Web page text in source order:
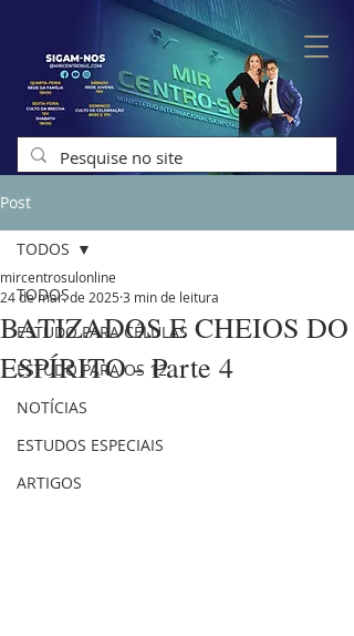
Post
TODOS
ESTUDO PARA CÉLULAS
ESTUDO PARA OS 12
NOTÍCIAS
ESTUDOS ESPECIAIS
ARTIGOS
TODOS
BATIZADOS E CHEIOS DO
ESPÍRITO - Parte 4
mircentrosulonline
24 de mar. de 2025 3 min de leitura